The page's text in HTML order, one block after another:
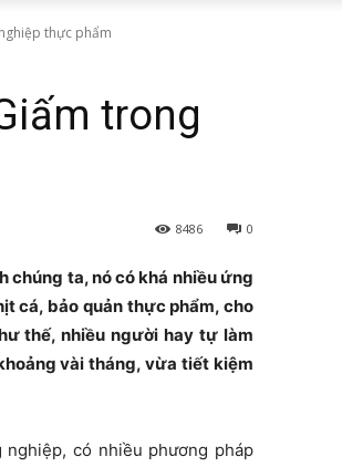
thực phẩm
trong
0
8486
chúng ta, nó có khá nhiều ứng
cá, bảo quản thực phẩm, cho
thế, nhiều người hay tự làm
vài tháng, vừa tiết kiệm
có nhiều phương pháp